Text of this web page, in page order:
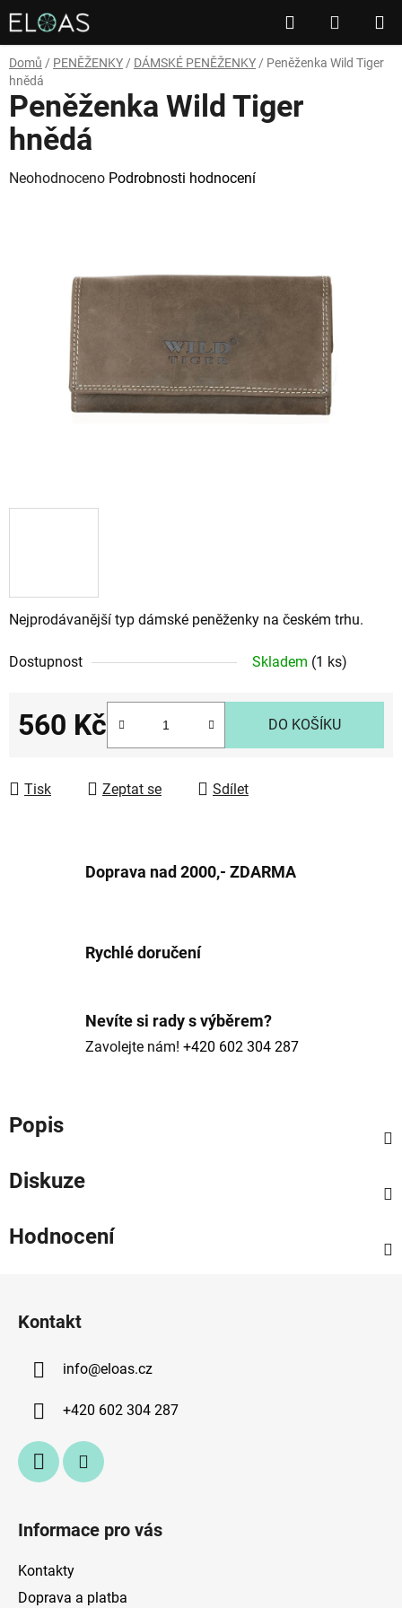
Přejít
na
obsah
Hledat
KOŠÍK
Domů / PENĚŽENKY / DÁMSKÉ PENĚŽENKY / Peněženka Wild Tiger
hnědá
Nejprodávanější typ dámské peněženky na českém trhu.
Dostupnost Skladem (1 ks)
560 Kč DO KOŠÍKU
Tisk Zeptat se Sdílet
Peněženka Wild Tiger
hnědá
Průměrné
hvězdiček.
Neohodnoceno Podrobnosti hodnocení
Doprava nad 2000,- ZDARMA
Rychlé doručení
Nevíte si rady s výběrem?
Zavolejte nám! +420 602 304 287
Popis
Diskuze
Hodnocení
Kontakt
info@eloas.cz
+420 602 304 287
Informace pro vás
Kontakty
Doprava a platba